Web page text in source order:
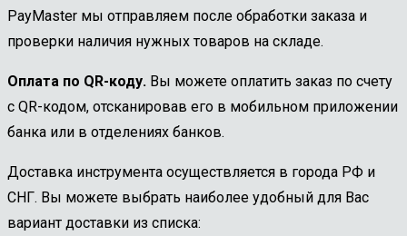
PayMaster мы отправляем после обработки заказа и
проверки наличия нужных товаров на складе.
Оплата по QR-коду. Вы можете оплатить заказ по счету
с QR-кодом, отсканировав его в мобильном приложении
банка или в отделениях банков.
Доставка инструмента осуществляется в города РФ и
СНГ. Вы можете выбрать наиболее удобный для Вас
вариант доставки из списка: